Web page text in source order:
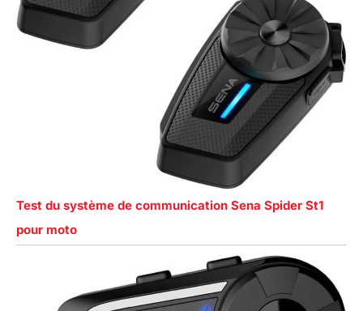
Test du système de communication Sena Spider St1
pour moto